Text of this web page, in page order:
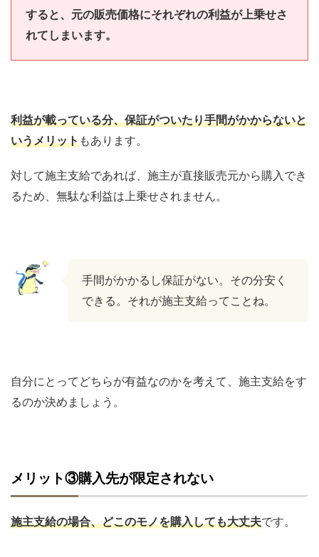
すると、元の販売価格にそれぞれの利益が上乗せさ
れてしまいます。
利益が載っている分、保証がついたり手間がかからないと
いうメリットもあります。
対して施主支給であれば、施主が直接販売元から購入でき
るため、無駄な利益は上乗せされません。
手間がかかるし保証がない。その分安く
できる。それが施主支給ってことね。
自分にとってどちらが有益なのかを考えて、施主支給をす
るのか決めましょう。
メリット③購入先が限定されない
施主支給の場合、どこのモノを購入しても大丈夫です。